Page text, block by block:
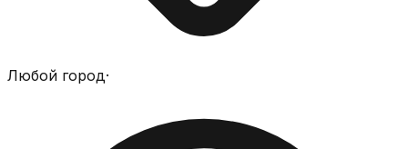
Любой город·